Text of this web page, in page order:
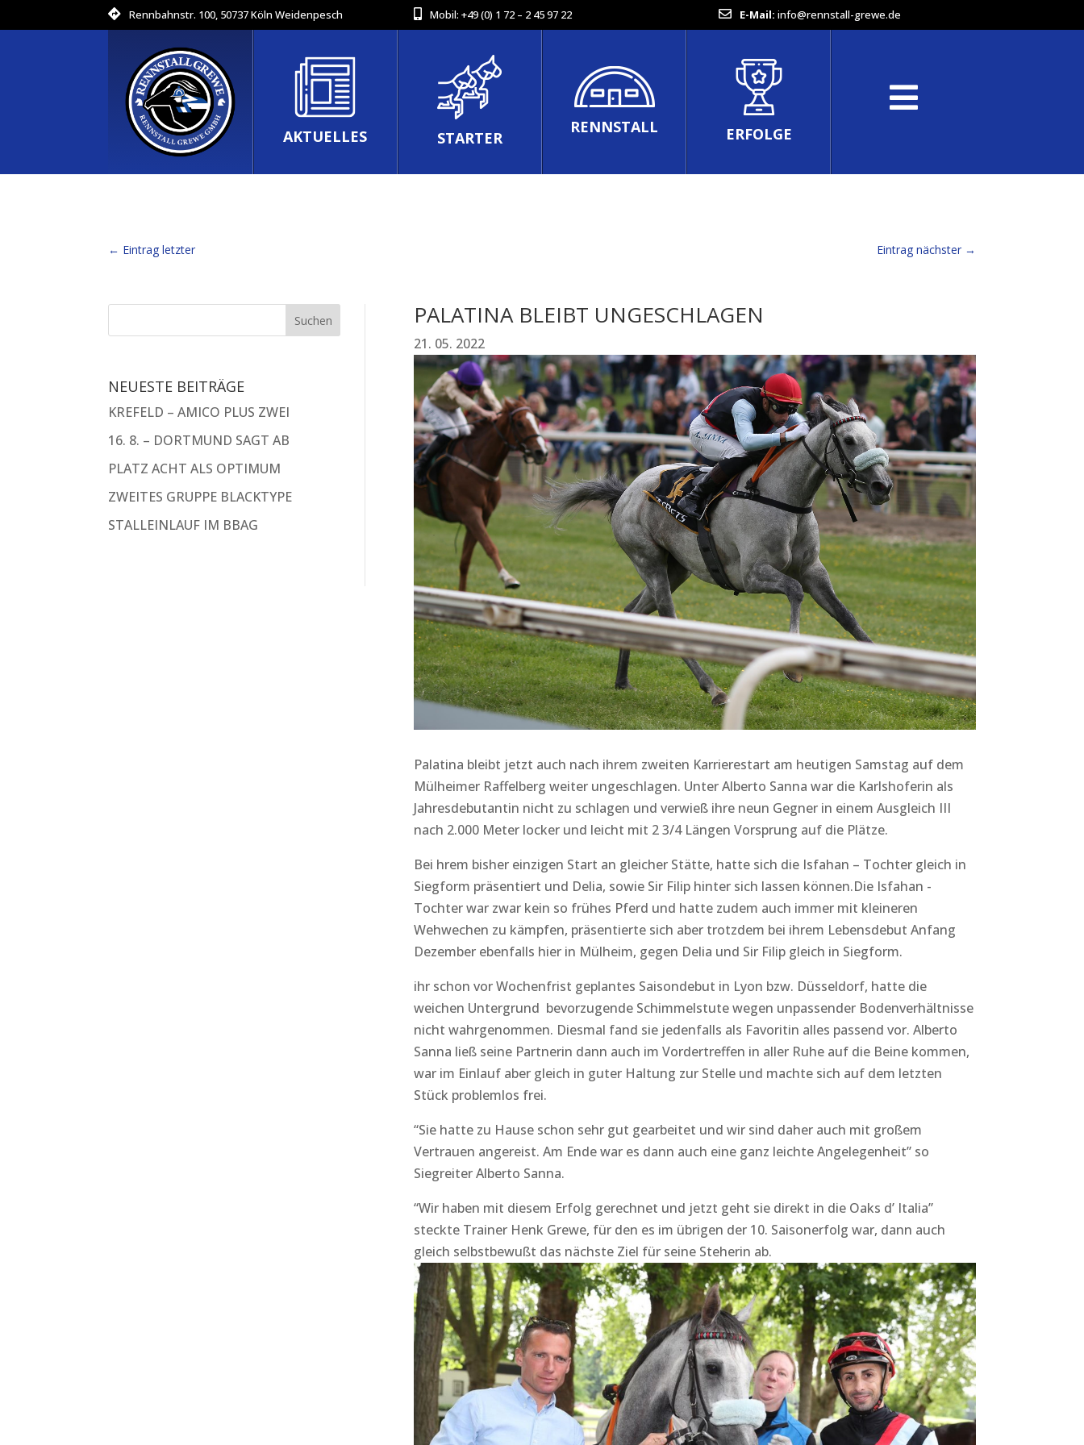
Rennbahnstr. 100, 50737 Köln Weidenpesch Mobil: +49 (0) 1 72 – 2 45 97 22 E-Mail: info@rennstall-grewe.de
AKTUELLES STARTER
RENNSTALL ERFOLGE
← Eintrag letzter Eintrag nächster→
NEUESTE BEITRÄGE
KREFELD – AMICO PLUS ZWEI
16. 8. – DORTMUND SAGT AB
PLATZ ACHT ALS OPTIMUM
ZWEITES GRUPPE BLACKTYPE
STALLEINLAUF IM BBAG
PALATINA BLEIBT UNGESCHLAGEN
21. 05. 2022
Palatina bleibt jetzt auch nach ihrem zweiten Karrierestart am heutigen Samstag auf dem
Mülheimer Raffelberg weiter ungeschlagen. Unter Alberto Sanna war die Karlshoferin als
Jahresdebutantin nicht zu schlagen und verwieß ihre neun Gegner in einem Ausgleich III
nach 2.000 Meter locker und leicht mit 2 3/4 Längen Vorsprung auf die Plätze.
Bei hrem bisher einzigen Start an gleicher Stätte, hatte sich die Isfahan – Tochter gleich in
Siegform präsentiert und Delia, sowie Sir Filip hinter sich lassen können.Die Isfahan -
Tochter war zwar kein so frühes Pferd und hatte zudem auch immer mit kleineren
Wehwechen zu kämpfen, präsentierte sich aber trotzdem bei ihrem Lebensdebut Anfang
Dezember ebenfalls hier in Mülheim, gegen Delia und Sir Filip gleich in Siegform.
ihr schon vor Wochenfrist geplantes Saisondebut in Lyon bzw. Düsseldorf, hatte die
weichen Untergrund bevorzugende Schimmelstute wegen unpassender Bodenverhältnisse
nicht wahrgenommen. Diesmal fand sie jedenfalls als Favoritin alles passend vor. Alberto
Sanna ließ seine Partnerin dann auch im Vordertreffen in aller Ruhe auf die Beine kommen,
war im Einlauf aber gleich in guter Haltung zur Stelle und machte sich auf dem letzten
Stück problemlos frei.
“Sie hatte zu Hause schon sehr gut gearbeitet und wir sind daher auch mit großem
Vertrauen angereist. Am Ende war es dann auch eine ganz leichte Angelegenheit” so
Siegreiter Alberto Sanna.
“Wir haben mit diesem Erfolg gerechnet und jetzt geht sie direkt in die Oaks d’ Italia”
steckte Trainer Henk Grewe, für den es im übrigen der 10. Saisonerfolg war, dann auch
gleich selbstbewußt das nächste Ziel für seine Steherin ab.